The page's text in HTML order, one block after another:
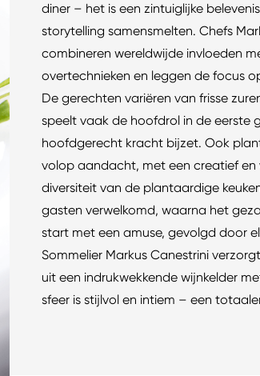
diner – het is een zintuiglijke
storytelling samensmelten. Chefs
combineren wereldwijde invloeden
overtechnieken en leggen de focus
De gerechten variëren van frisse
speelt vaak de hoofdrol in de eerste
hoofdgerecht kracht bijzet. Ook
volop aandacht, met een creatief
diversiteit van de plantaardige
gasten verwelkomd, waarna het
start met een amuse, gevolgd door
Sommelier Markus Canestrini
uit een indrukwekkende wijnkelder
sfeer is stijlvol en intiem – een